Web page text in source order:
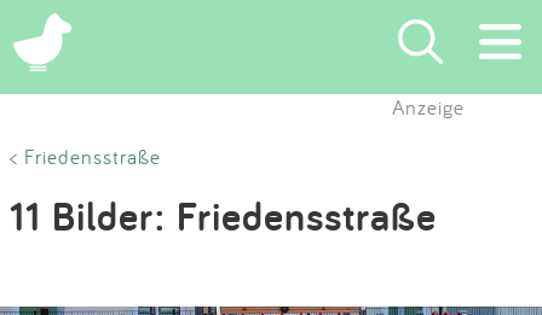
×
Eintragen
Anzeige
< Friedensstraße
11 Bilder: Friedensstraße